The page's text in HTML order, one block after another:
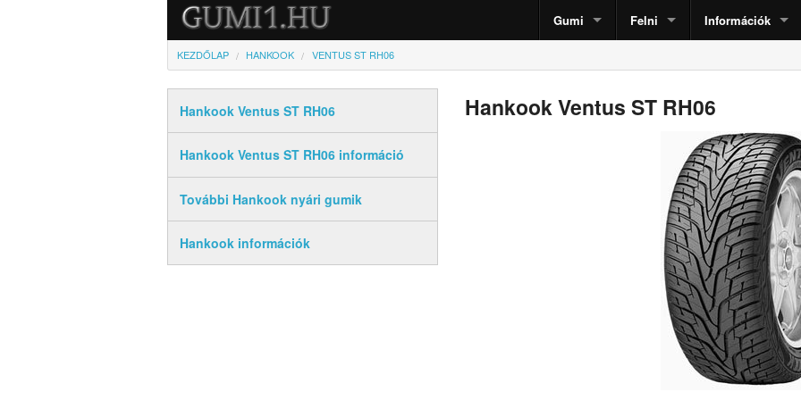
Gumi Felni Információk
KEZDŐLAP HANKOOK VENTUS ST RH06
Hankook Ventus ST RH06
Hankook Ventus ST RH06 információ
További Hankook nyári gumik
Hankook információk
Hankook Ventus ST RH06